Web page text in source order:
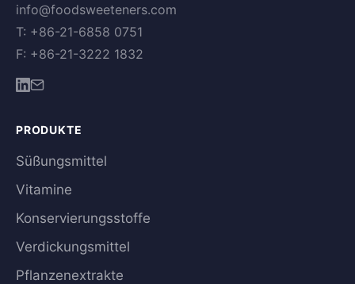
info@foodsweeteners.com
T: +86-21-6858 0751
F: +86-21-3222 1832
PRODUKTE
Süßungsmittel
Vitamine
Konservierungsstoffe
Verdickungsmittel
Pflanzenextrakte